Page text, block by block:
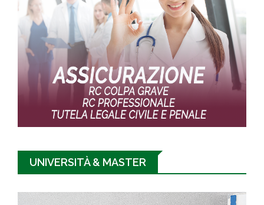
UNIVERSITÀ & MASTER